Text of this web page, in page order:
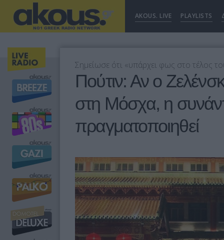
AKOUS. LIVE PLAYLISTS
Σημείωσε ότι «υπάρχει φως στο τέλος
Πούτιν: Αν ο
στη Μόσχα, η
πραγματοποιηθεί